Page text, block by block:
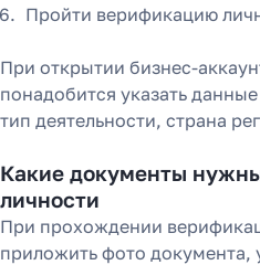
Пройти верификацию
При открытии бизнес-
понадобится указать
тип деятельности, страна
Какие документы
личности
При прохождении
приложить фото документа,